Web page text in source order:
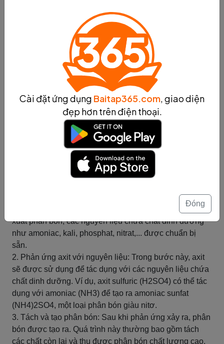
thạch cao trước khi sơn hoặc trang trí.
Tóm lại, axit có tác dụng trong việc làm sạch các bề mặt
kim loại và loại bỏ cặn bẩn. Việc sử dụng axit trong quá
trình làm sạch đòi hỏi cẩn thận và sự biết cách để đảm
bảo an toàn và hiệu quả.
Tác dụng với axit trong công
nghiệp sản xuất phân bón
Tác dụng với axit trong công nghiệp sản xuất phân bón:
Trong quá trình sản xuất phân bón, axit được sử dụng
để tác dụng với các nguyên liệu chứa chất dinh dưỡng
để tạo ra phân bón có hiệu quả.
1. Chuẩn bị nguyên liệu: Trước khi bắt đầu quá trình sản
xuất phân bón, các nguyên liệu chứa chất dinh dưỡng
như amoniac, kali, phosphat, nitrat,... được chuẩn bị
sẵn.
2. Phản ứng axit với nguyên liệu: Trong bước này, axit
sẽ được sử dụng để tác dụng với các nguyên liệu chứa
chất dinh dưỡng. Ví dụ, axit sulfuric (H2SO4) có thể tác
dụng với amoniac (NH3) để tạo ra amoniac sunfat
(NH4)2SO4, một loại phân bón giàu nitơ.
3. Tách và tạo phân bón: Sau khi phản ứng xảy ra, phân
bón được tạo ra. Quá trình này thường bao gồm tách
các chất còn lại và thu được phân bón chất lượng cao.
Cài đặt ứng dụng Baitap365.com, giao diện
đẹp hơn trên điện thoại.
Đóng